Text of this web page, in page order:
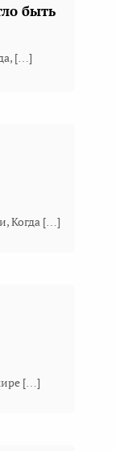
быть
[…]
Когда […]
[…]